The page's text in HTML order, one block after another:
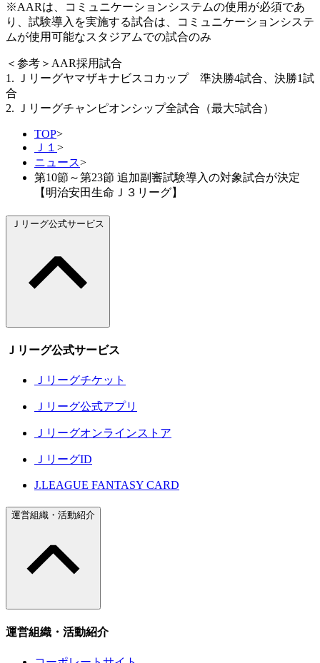
※AARは、コミュニケーションシステムの使用が必須であ
り、試験導入を実施する試合は、コミュニケーションシステ
ムが使用可能なスタジアムでの試合のみ
＜参考＞AAR採用試合
1. Ｊリーグヤマザキナビスコカップ 準決勝4試合、決勝1試
合
2. Ｊリーグチャンピオンシップ全試合（最大5試合）
TOP>
Ｊ１ >
ニュース>
第10節～第23節 追加副審試験導入の対象試合が決定
【明治安田生命Ｊ３リーグ】
Ｊリーグ公式サービス
Ｊリーグ公式サービス
Ｊリーグチケット
Ｊリーグ公式アプリ
Ｊリーグオンラインストア
ＪリーグID
J.LEAGUE FANTASY CARD
運営組織・活動紹介
運営組織・活動紹介